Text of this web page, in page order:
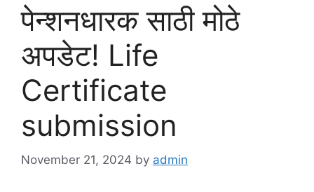
पेन्शनधारक साठी मोठे
अपडेट! Life
Certificate
submission
November 21, 2024 by admin